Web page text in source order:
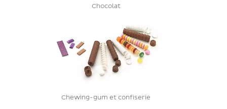
Chocolat
Chewing-gum et confiserie